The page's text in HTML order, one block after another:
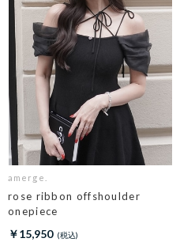
amerge.
rose ribbon offshoulder
onepiece
￥15,950